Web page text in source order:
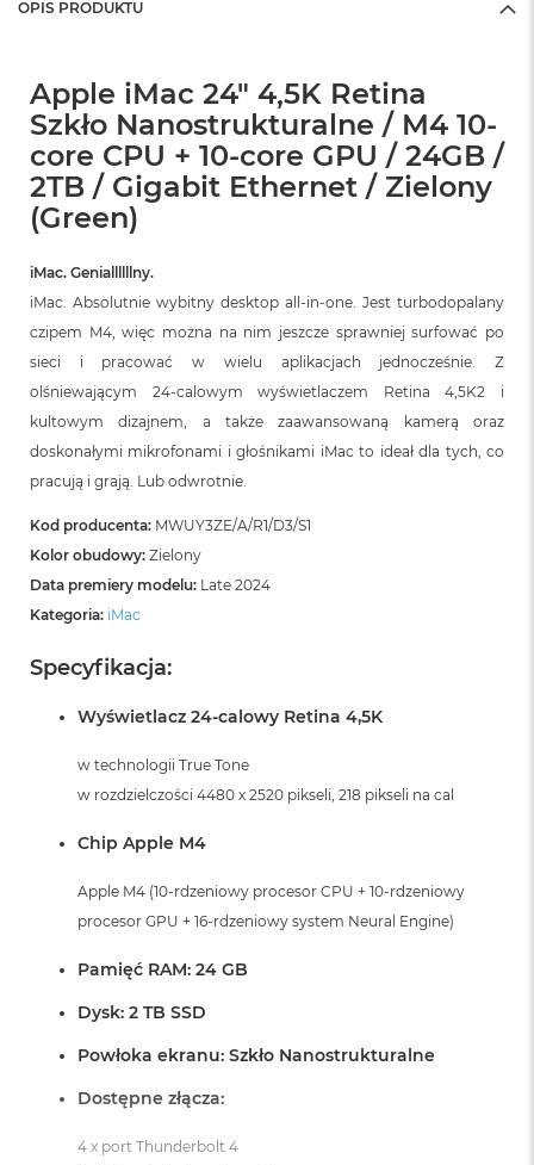
OPIS PRODUKTU
Apple iMac 24" 4,5K Retina
Szkło Nanostrukturalne / M4 10-
core CPU + 10-core GPU / 24GB /
2TB / Gigabit Ethernet / Zielony
(Green)
iMac. Geniallllllny.
iMac. Absolutnie wybitny desktop all‑in‑one. Jest turbodopalany
czipem M4, więc można na nim jeszcze sprawniej surfować po
sieci i pracować w wielu aplikacjach jednocześnie. Z
olśniewającym 24‑calowym wyświetlaczem Retina 4,5K2 i
kultowym dizajnem, a także zaawansowaną kamerą oraz
doskonałymi mikrofonami i głośnikami iMac to ideał dla tych, co
pracują i grają. Lub odwrotnie.
Kod producenta: MWUY3ZE/A/R1/D3/S1
Kolor obudowy: Zielony
Data premiery modelu: Late 2024
Kategoria: iMac
Specyfikacja:
Wyświetlacz 24-calowy Retina 4,5K
w technologii True Tone
w rozdzielczości 4480 x 2520 pikseli, 218 pikseli na cal
Chip Apple M4
Apple M4 (10-rdzeniowy procesor CPU + 10-rdzeniowy
procesor GPU + 16-rdzeniowy system Neural Engine)
Pamięć RAM: 24 GB
Dysk: 2 TB SSD
Powłoka ekranu: Szkło Nanostrukturalne
Dostępne złącza:
4 x port Thunderbolt 4